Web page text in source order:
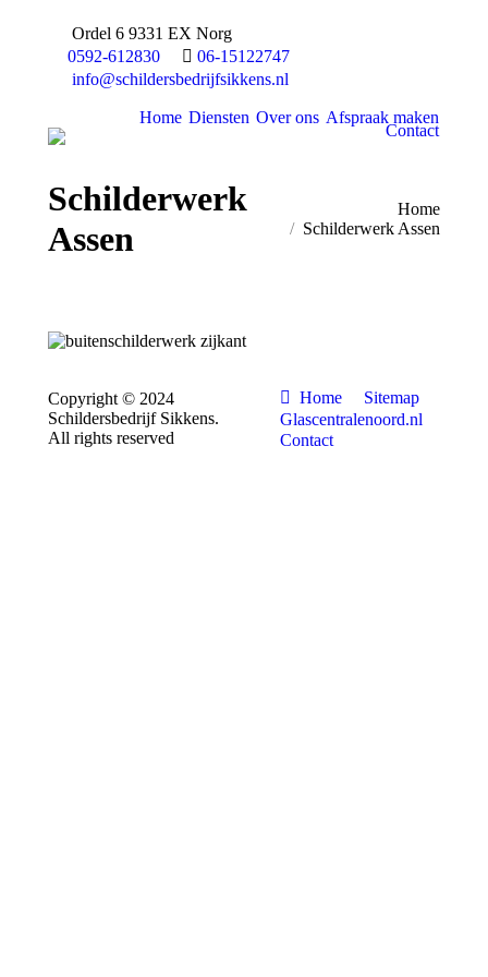
Ordel 6 9331 EX Norg
0592-612830
06-15122747
info@schildersbedrijfsikkens.nl
Home Diensten Over ons Afspraak maken
Contact
Schilderwerk
Assen
Home
Schilderwerk Assen
Copyright © 2024
Schildersbedrijf Sikkens.
All rights reserved
Home
Sitemap
Glascentralenoord.nl
Contact